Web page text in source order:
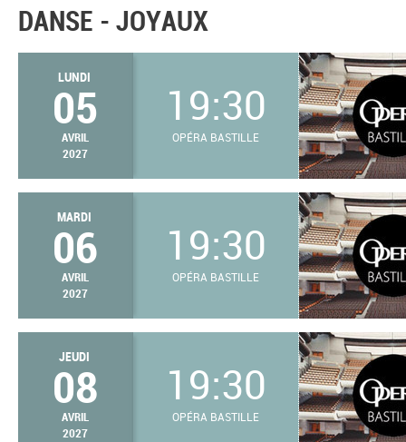
DANSE - JOYAUX
LUNDI
05
AVRIL
2027
19:30
OPÉRA BASTILLE
MARDI
06
AVRIL
2027
19:30
OPÉRA BASTILLE
JEUDI
08
AVRIL
2027
19:30
OPÉRA BASTILLE